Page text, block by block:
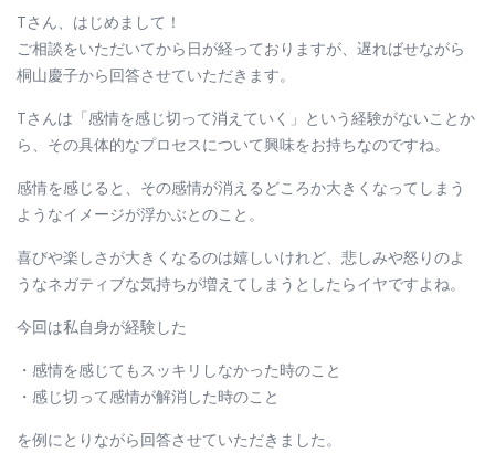
Tさん、はじめまして！
ご相談をいただいてから日が経っておりますが、遅ればせながら
桐山慶子から回答させていただきます。
Tさんは「感情を感じ切って消えていく」という経験がないことか
ら、その具体的なプロセスについて興味をお持ちなのですね。
感情を感じると、その感情が消えるどころか大きくなってしまう
ようなイメージが浮かぶとのこと。
喜びや楽しさが大きくなるのは嬉しいけれど、悲しみや怒りのよ
うなネガティブな気持ちが増えてしまうとしたらイヤですよね。
今回は私自身が経験した
・感情を感じてもスッキリしなかった時のこと
・感じ切って感情が解消した時のこと
を例にとりながら回答させていただきました。